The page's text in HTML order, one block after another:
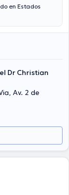
en Estados
Dr Christian
Av. 2 de